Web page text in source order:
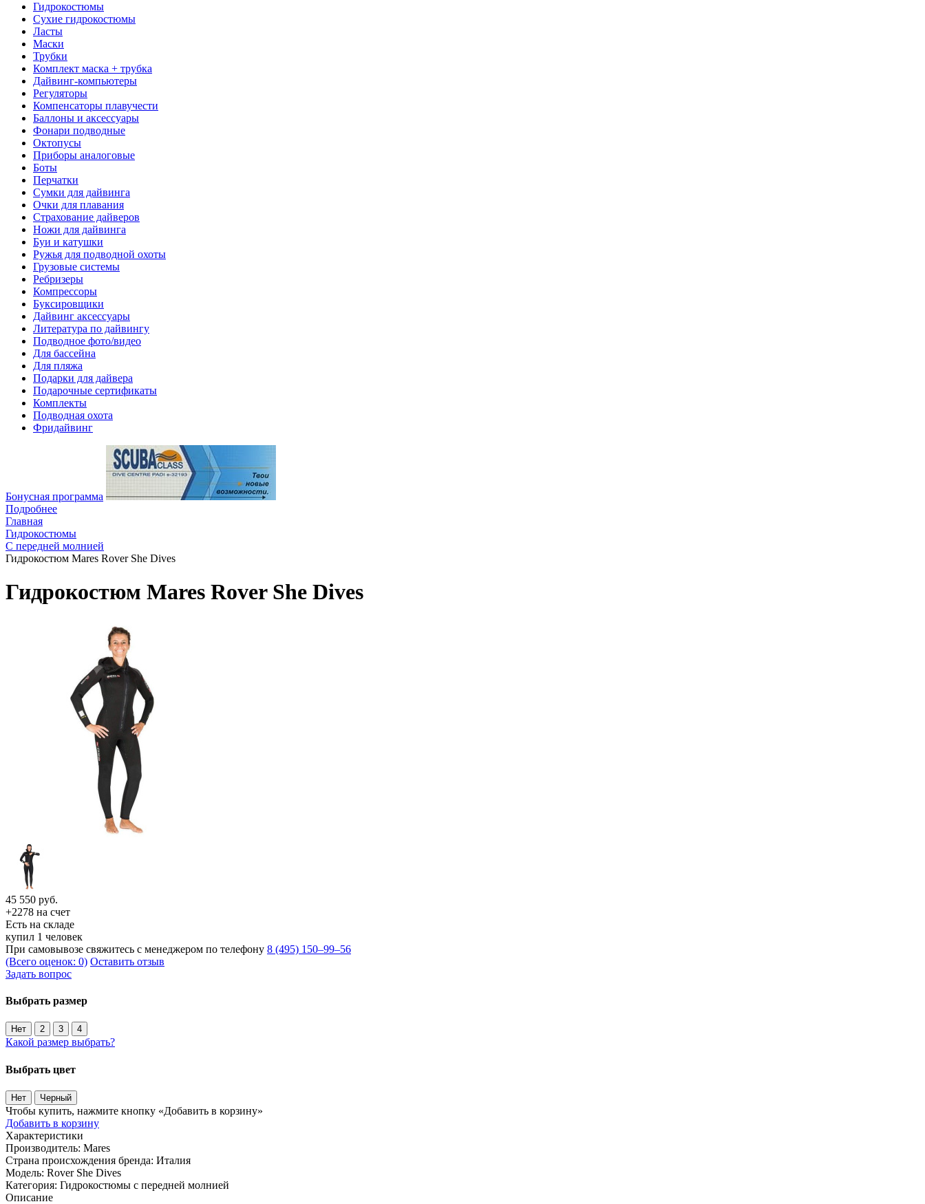
Гидрокостюмы
Сухие гидрокостюмы
Ласты
Маски
Трубки
Комплект маска + трубка
Дайвинг-компьютеры
Регуляторы
Компенсаторы плавучести
Баллоны и аксессуары
Фонари подводные
Октопусы
Приборы аналоговые
Боты
Перчатки
Сумки для дайвинга
Очки для плавания
Страхование дайверов
Ножи для дайвинга
Буи и катушки
Ружья для подводной охоты
Грузовые системы
Ребризеры
Компрессоры
Буксировщики
Дайвинг аксессуары
Литература по дайвингу
Подводное фото/видео
Для бассейна
Для пляжа
Подарки для дайвера
Подарочные сертификаты
Комплекты
Подводная охота
Фридайвинг
Бонусная программа
Подробнее
Главная
Гидрокостюмы
С передней молнией
Гидрокостюм Mares Rover She Dives
Гидрокостюм Mares Rover She Dives
45 550 руб.
+2278 на счет
Есть на складе
купил 1 человек
При самовывозе свяжитесь с менеджером по телефону 8 (495) 150–99–56
(Всего оценок: 0) Оставить отзыв
Задать вопрос
Выбрать размер
Нет 2 3 4
Какой размер выбрать?
Выбрать цвет
Нет Черный
Чтобы купить, нажмите кнопку «Добавить в корзину»
Добавить в корзину
Характеристики
Производитель: Mares
Страна происхождения бренда: Италия
Модель: Rover She Dives
Категория: Гидрокостюмы с передней молнией
Описание